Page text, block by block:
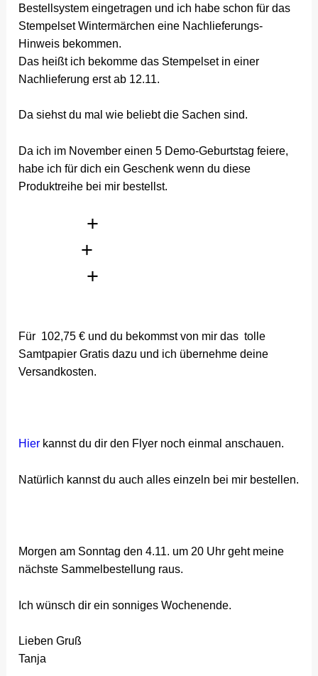
Bestellsystem eingetragen und ich habe schon für das
Stempelset Wintermärchen eine Nachlieferungs-
Hinweis bekommen.
Das heißt ich bekomme das Stempelset in einer
Nachlieferung erst ab 12.11.
Da siehst du mal wie beliebt die Sachen sind.
Da ich im November einen 5 Demo-Geburtstag feiere,
habe ich für dich ein Geschenk wenn du diese
Produktreihe bei mir bestellst.
+
+
+
Für 102,75 € und du bekommst von mir das tolle
Samtpapier Gratis dazu und ich übernehme deine
Versandkosten.
Hier kannst du dir den Flyer noch einmal anschauen.
Natürlich kannst du auch alles einzeln bei mir bestellen.
Morgen am Sonntag den 4.11. um 20 Uhr geht meine
nächste Sammelbestellung raus.
Ich wünsch dir ein sonniges Wochenende.
Lieben Gruß
Tanja